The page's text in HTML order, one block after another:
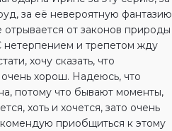
за её невероятную
от законов природы
нетерпением и трепетом жду
хочу сказать, что
хорош. Надеюсь, что
потому что бывают моменты,
хоть и хочется, зато очень
приобщиться к этому